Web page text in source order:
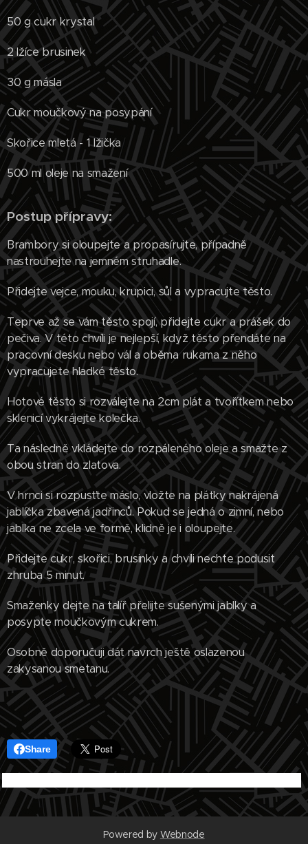
50 g cukr krystal
2 lžíce brusinek
30 g másla
Cukr moučkový na posypání
Skořice mletá - 1 lžička
500 ml oleje na smažení
Postup přípravy:
Brambory si oloupejte a propasírujte, případně
nastrouhejte na jemném struhadle.
Přidejte vejce, mouku, krupici, sůl a vypracujte těsto.
Teprve až se vám těsto spojí, přidejte cukr a prášek do
pečiva. V této chvíli je nejlepší, když těsto přendáte na
pracovní desku nebo vál a oběma rukama z něho
vypracujete hladké těsto.
Hotové těsto si rozválejte na 2cm plát a tvořítkem nebo
sklenicí vykrájejte kolečka.
Ta následně vkládejte do rozpáleného oleje a smažte z
obou stran do zlatova.
V hrnci si rozpusťte máslo, vložte na plátky nakrájená
jablíčka zbavená jadřinců. Pokud se jedná o zimní, nebo
jablka ne zcela ve formě, klidně je i oloupejte.
Přidejte cukr, skořici, brusinky a chvíli nechte podusit
zhruba 5 minut.
Smaženky dejte na talíř přelijte sušenými jablky a
posypte moučkovým cukrem.
Osobně doporučuji dát navrch ještě oslazenou
zakysanou smetanu.
Share
Powered by Webnode